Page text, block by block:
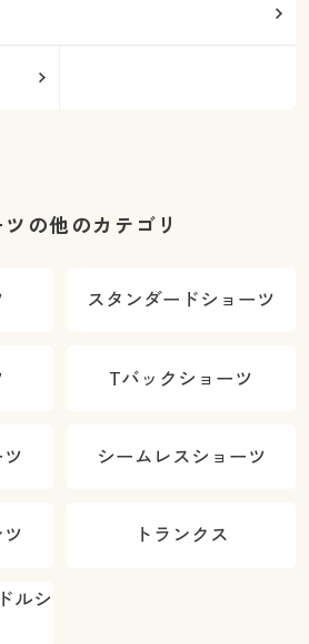
の他のカテゴリ
スタンダードショーツ
Tバックショーツ
シームレスショーツ
トランクス
ルシ